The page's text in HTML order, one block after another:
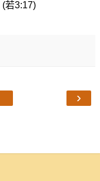
若3:17)
›